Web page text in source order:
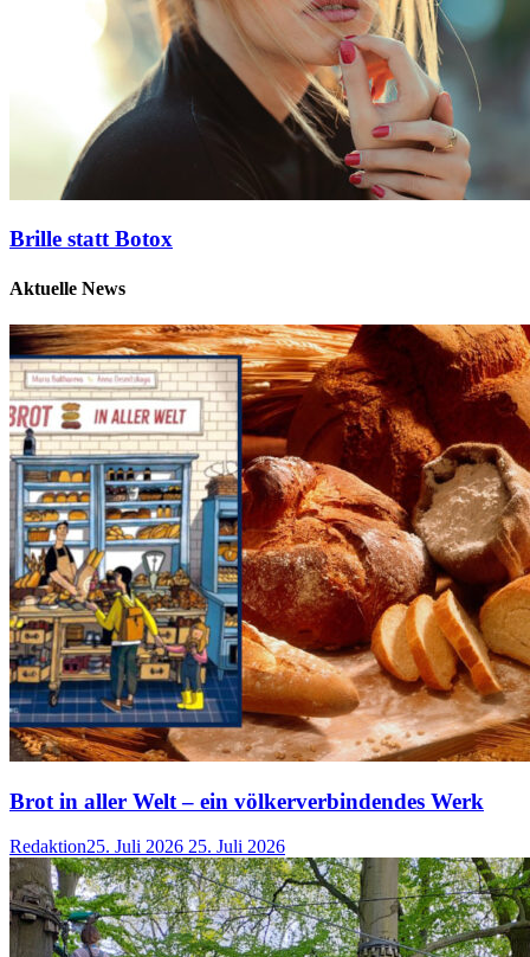
Brille statt Botox
Aktuelle News
Brot in aller Welt – ein völkerverbindendes Werk
Redaktion25. Juli 2026 25. Juli 2026